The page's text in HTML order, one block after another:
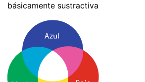
básicamente sustractiva